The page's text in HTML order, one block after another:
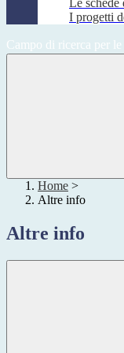
Le
I progetti
Campo di ricerca per
Home >
Altre info
Altre info